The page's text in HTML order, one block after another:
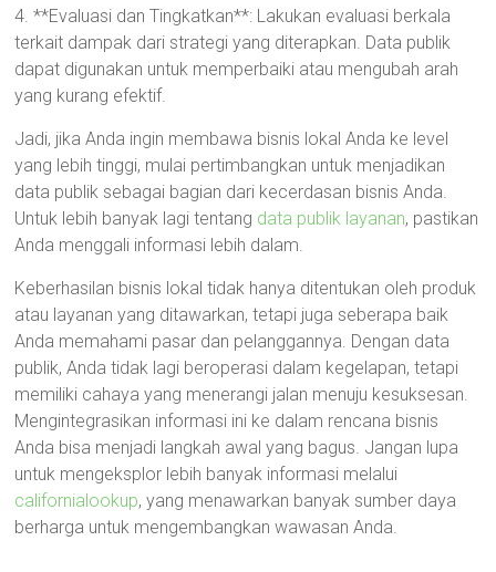
4. **Evaluasi dan Tingkatkan**: Lakukan evaluasi berkala
terkait dampak dari strategi yang diterapkan. Data publik
dapat digunakan untuk memperbaiki atau mengubah arah
yang kurang efektif.
Jadi, jika Anda ingin membawa bisnis lokal Anda ke level
yang lebih tinggi, mulai pertimbangkan untuk menjadikan
data publik sebagai bagian dari kecerdasan bisnis Anda.
Untuk lebih banyak lagi tentang data publik layanan, pastikan
Anda menggali informasi lebih dalam.
Keberhasilan bisnis lokal tidak hanya ditentukan oleh produk
atau layanan yang ditawarkan, tetapi juga seberapa baik
Anda memahami pasar dan pelanggannya. Dengan data
publik, Anda tidak lagi beroperasi dalam kegelapan, tetapi
memiliki cahaya yang menerangi jalan menuju kesuksesan.
Mengintegrasikan informasi ini ke dalam rencana bisnis
Anda bisa menjadi langkah awal yang bagus. Jangan lupa
untuk mengeksplor lebih banyak informasi melalui
californialookup, yang menawarkan banyak sumber daya
berharga untuk mengembangkan wawasan Anda.